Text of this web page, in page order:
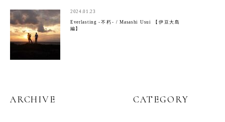
2024.01.23
Everlasting -不朽- / Masashi Usui 【伊豆大島
編】
ARCHIVE CATEGORY